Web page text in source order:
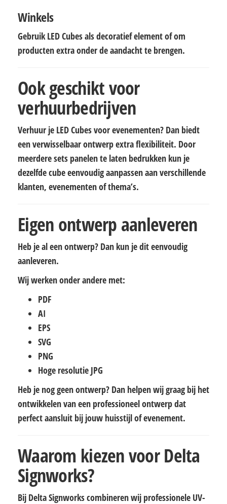
Winkels
Gebruik LED Cubes als decoratief element of om
producten extra onder de aandacht te brengen.
Ook geschikt voor
verhuurbedrijven
Verhuur je LED Cubes voor evenementen? Dan biedt
een verwisselbaar ontwerp extra flexibiliteit. Door
meerdere sets panelen te laten bedrukken kun je
dezelfde cube eenvoudig aanpassen aan verschillende
klanten, evenementen of thema’s.
Eigen ontwerp aanleveren
Heb je al een ontwerp? Dan kun je dit eenvoudig
aanleveren.
Wij werken onder andere met:
PDF
AI
EPS
SVG
PNG
Hoge resolutie JPG
Heb je nog geen ontwerp? Dan helpen wij graag bij het
ontwikkelen van een professioneel ontwerp dat
perfect aansluit bij jouw huisstijl of evenement.
Waarom kiezen voor Delta
Signworks?
Bij Delta Signworks combineren wij professionele UV-